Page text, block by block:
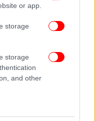
or app.
storage
storage
and other
News
και μάθετε